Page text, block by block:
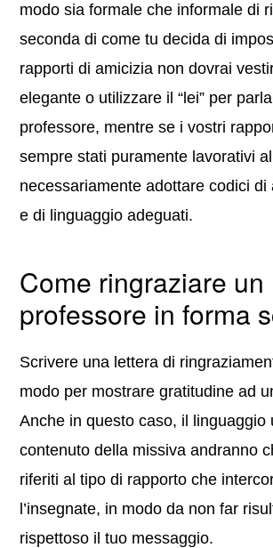
modo sia formale che informale di
seconda di come tu decida di
rapporti di amicizia non dovrai
elegante o utilizzare il “lei” per
professore, mentre se i vostri
sempre stati puramente lavorativi
necessariamente adottare codici di
e di linguaggio adeguati.
Come ringraziare un
professore in forma
Scrivere una lettera di
modo per mostrare gratitudine ad
Anche in questo caso, il linguaggio
contenuto della missiva andranno
riferiti al tipo di rapporto che
l’insegnate, in modo da non far
rispettoso il tuo messaggio.